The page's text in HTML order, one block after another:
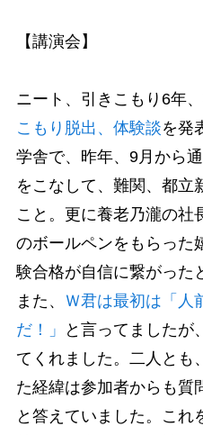
【講演会】
ニート、引きこもり6年
こもり脱出、体験談を発
学舎で、昨年、9月から
をこなして、難関、都立
こと。更に養老乃瀧の社
のボールペンをもらった
験合格が自信に繋がった
また、
Ｗ君は最初は「人
だ！」
と言ってましたが
てくれました。二人とも
た経緯は参加者からも質
と答えていました。これ